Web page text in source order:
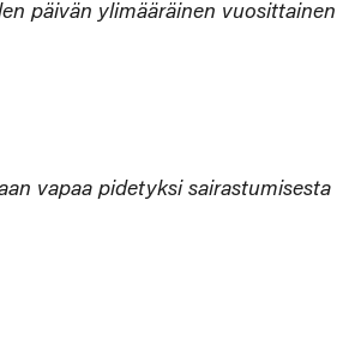
päivän ylimääräinen vuosittainen
vapaa pidetyksi sairastumisesta